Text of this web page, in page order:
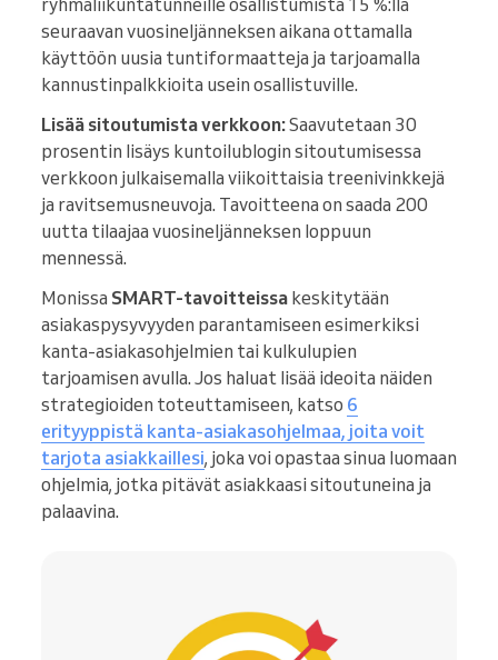
ryhmäliikuntatunneille osallistumista 15 %:lla
seuraavan vuosineljänneksen aikana ottamalla
käyttöön uusia tuntiformaatteja ja tarjoamalla
kannustinpalkkioita usein osallistuville.
Lisää sitoutumista verkkoon:Saavutetaan 30
prosentin lisäys kuntoilublogin sitoutumisessa
verkkoon julkaisemalla viikoittaisia treenivinkkejä
ja ravitsemusneuvoja. Tavoitteena on saada 200
uutta tilaajaa vuosineljänneksen loppuun
mennessä.
Monissa SMART-tavoitteissa keskitytään
asiakaspysyvyyden parantamiseen esimerkiksi
kanta-asiakasohjelmien tai kulkulupien
tarjoamisen avulla. Jos haluat lisää ideoita näiden
strategioiden toteuttamiseen, katso 6
erityyppistä kanta-asiakasohjelmaa, joita voit
tarjota asiakkaillesi, joka voi opastaa sinua luomaan
ohjelmia, jotka pitävät asiakkaasi sitoutuneina ja
palaavina.